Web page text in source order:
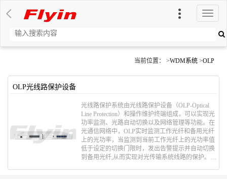
切
换
当前位置： >WDM系统 >OLP
OLP光线路保护设备
光线路保护系统由光线路保护设备（OLP-Optical
Line Protection）和操作维护终端组成，可以实现光
功率监测、光路自动切换以及网络管理等功能。在
光通信网络中，OLP实时监测工作光纤和备用光纤
上的光功率，当监测到当前工作光纤上的光功率值
低于设定的切换门限时，发出告警提示并自动切换
到备用光纤,从而实现对光传输系统线路的保护。